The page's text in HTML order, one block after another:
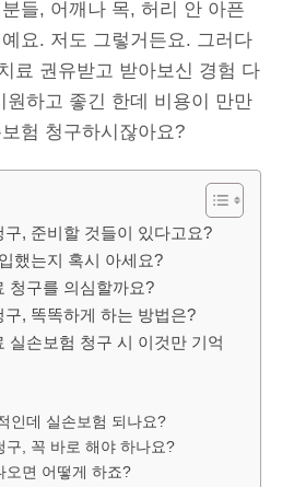
들, 어깨나 목, 허리 안 아픈
요. 저도 그렇거든요. 그러다
료 권유받고 받아보신 경험 다
원하고 좋긴 한데 비용이 만만
험 청구하시잖아요?
, 준비할 것들이 있다고요?
했는지 혹시 아세요?
청구를 의심할까요?
, 똑똑하게 하는 방법은?
실손보험 청구 시 이것만 기억
인데 실손보험 되나요?
구, 꼭 바로 해야 하나요?
오면 어떻게 하죠?